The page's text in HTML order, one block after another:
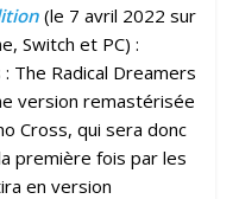
(le 7 avril 2022 sur
Switch et PC) :
The Radical Dreamers
version remastérisée
Cross, qui sera donc
première fois par les
en version